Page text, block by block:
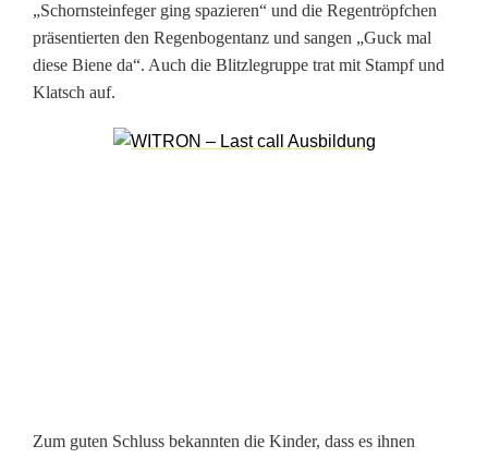
o
ß
i
r
„Schornsteinfeger ging spazieren“ und die Regentröpfchen
präsentierten den Regenbogentanz und sangen „Guck mal
diese Biene da“. Auch die Blitzlegruppe trat mit Stampf und
Klatsch auf.
Zum guten Schluss bekannten die Kinder, dass es ihnen